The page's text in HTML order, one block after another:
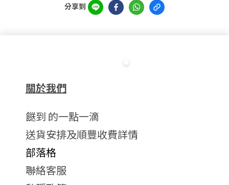
分享到
關於我們
餸到 的一點一滴
送貨安排及順豐收費詳情
部落格
聯絡客服